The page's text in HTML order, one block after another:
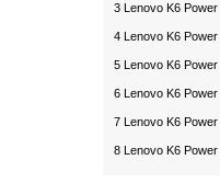
3 Lenovo K6 Power
4 Lenovo K6
5 Lenovo K6
6 Lenovo K6
7 Lenovo K6
8 Lenovo K6